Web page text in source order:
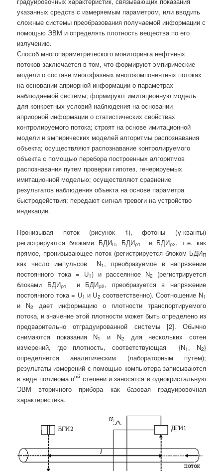
указанных средств с измеряемым параметром, или вводить
сложные системы преобразования получаемой информации с
помощью ЭВМ и определять плотность вещества по его
излучению.
Способ многопараметрического мониторинга нефтяных
потоков заключается в том, что формируют эмпирические
модели о составе многофазных многокомпонентных потоках
на основании априорной информации о параметрах
наблюдаемой системы; формируют имитационную модель
для конкретных условий наблюдения на основании
априорной информации о статистических свойствах
контролируемого потока; строят на основе имитационной
модели и эмпирических моделей алгоритмы распознавания
объекта; осуществляют распознавание контролируемого
объекта с помощью перебора построенных алгоритмов
распознавания путем проверки гипотез, генерируемых
имитационной моделью; осуществляют сравнение
результатов наблюдения объекта на основе параметра
быстродействия; передают сигнал тревоги на устройство
индикации.
Пронизывая поток (рисунок 1), фотоны (γ-кванты)
регистрируются блоками БДИП, БДИρ1 и БДИρ2, т.е. как
прямое, пронизывающее поток (регистрируется блоком БДИП
как число импульсов N1 , преобразуемое в напряжение
постоянного тока = U1) и рассеянное N2
(регистрируется
блоками БДИρ1 и БДИρ2, преобразуется в напряжение
постоянного тока = U1 и U2 соответственно). Соотношение N1
и N2
дает информацию о плотности транспортируемого
потока, и значение этой плотности может быть определено из
предварительно отградуированной системы [2]. Обычно
снимаются показания N1 и N2
для нескольких сотен
измерений, где плотность, соответствующая {N1 , N2}
определяется аналитическим (лабораторным путем);
результаты измерений с помощью компьютера записываются
в виде полинома nой степени и заносятся в однокристальную
ЭВМ вторичного прибора как базовая градуировочная
характеристика.